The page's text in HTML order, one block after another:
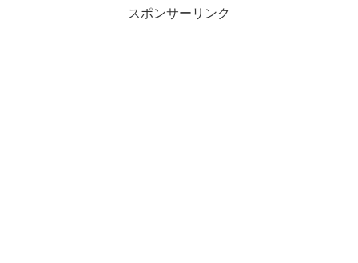
スポンサーリンク